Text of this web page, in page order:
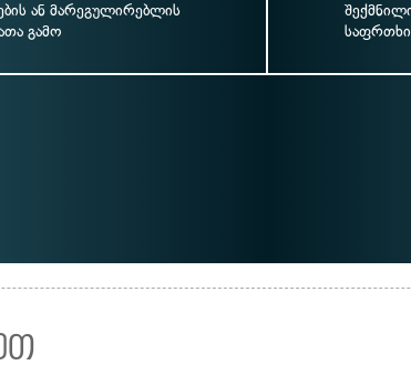
ან მარეგულირებლის
გამო